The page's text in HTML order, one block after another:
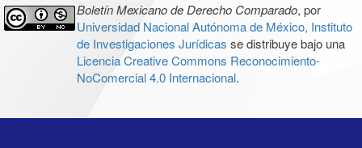
Boletín Mexicano de Derecho Comparado, por
Universidad Nacional Autónoma de México, Instituto
de Investigaciones Jurídicas se distribuye bajo una
Licencia Creative Commons Reconocimiento-
NoComercial 4.0 Internacional.